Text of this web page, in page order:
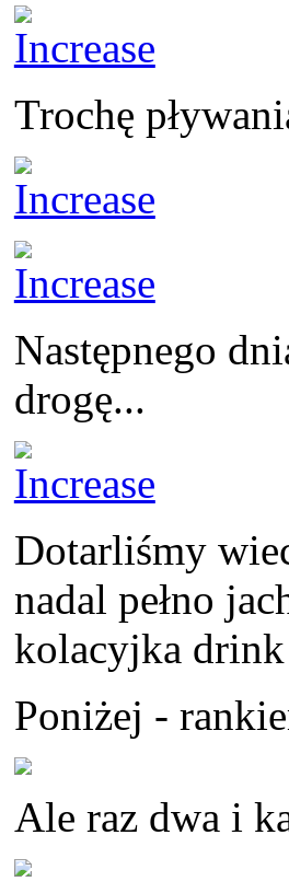
Trochę
Następnego
drogę...
Dotarliśmy
nadal pełno
kolacyjka drink
Poniżej -
Ale raz dwa i